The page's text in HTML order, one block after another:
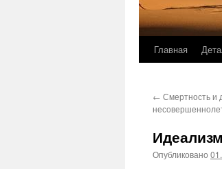
Перейти
содержимому
Главная
← Смертность и
Опубликовано